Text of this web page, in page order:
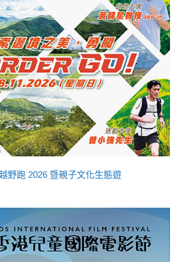
野跑 2026 暨親子文化生態遊